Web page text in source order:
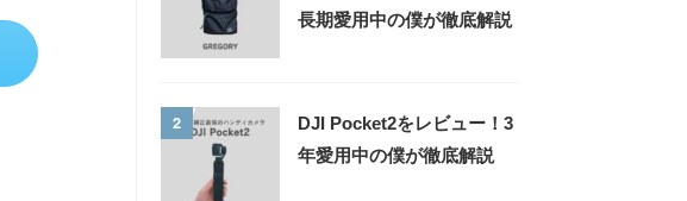
長期愛用中の僕が徹底解説
2
DJI Pocket2をレビュー！3
年愛用中の僕が徹底解説